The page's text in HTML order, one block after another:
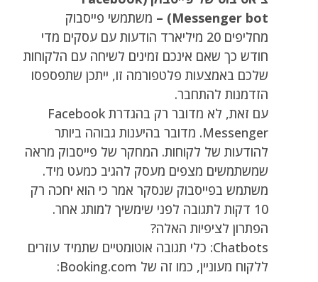
Messenger bot) –
משתמשי פייסבוק
מחליפים 20 מיליארד הודעות עם עסקים מדי
חודש כך שאם אינכם זמינים לשיחה עם הלקוחות
שלכם באמצעות פלטפורמה זו, ייתכן שתפספסו
הזדמנות להתחבר.
עם זאת, לא מדובר רק בהגדרת Facebook
Messenger. מדובר בהיענות גבוהה ביותר
להודעות של לקוחות. המחקר של פייסבוק מראה
שמשתמשים מצפים מעסק להגיב כמעט מיד.
משתמש בפייסבוק שנסקר אמר כי הוא יחכה רק
10 דקות לתגובה לפני שימשיך למותג אחר.
הפתרון לציפיות האלה?
Chatbots: כלי תגובה אוטומטיים שתמיד עוזרים
ללקוח מעוניין, כמו זה של Booking.com: